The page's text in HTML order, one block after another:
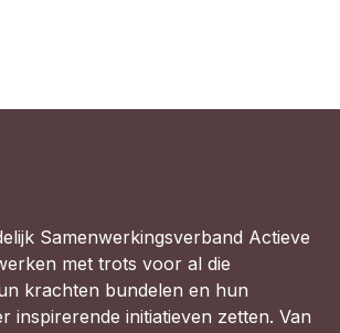
Samenwerkingsverband Actieve
met trots voor al die
krachten bundelen en hun
inspirerende initiatieven zetten. Van